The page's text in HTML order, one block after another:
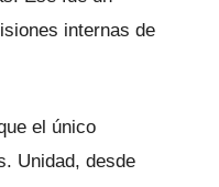
internas de
el único
Unidad, desde